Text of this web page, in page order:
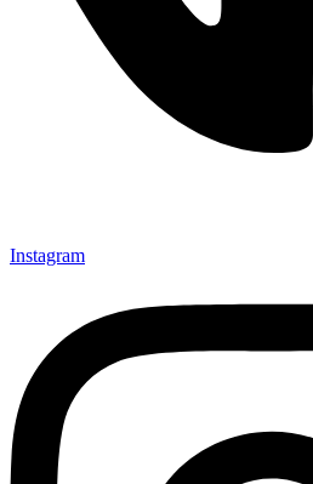
Instagram